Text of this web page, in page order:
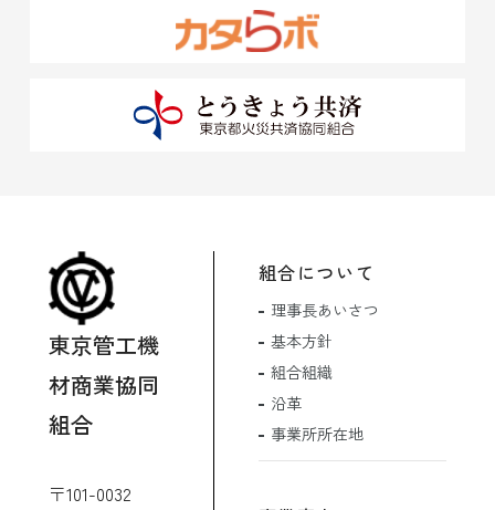
東京管工機
材商業協同
組合
〒101-0032
組合について
理事長あいさつ
基本方針
組合組織
沿革
事業所所在地